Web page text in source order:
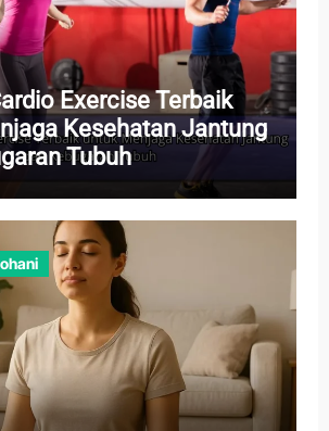
Exercise Terbaik
Kesehatan Jantung
Tubuh